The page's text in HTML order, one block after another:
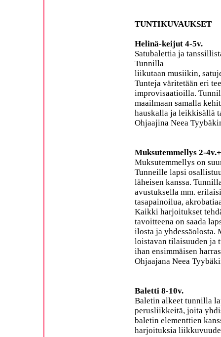
TUNTIKUVAUKSET
Helinä-keijut 4-5v.
Satubalettia ja
Tunnilla
liikutaan musiikin,
Tunteja väritetään eri
improvisaatioilla.
maailmaan samalla
hauskalla ja leikkisällä
Ohjaajina Neea
Muksutemmellys 2-
Muksutemmellys on
Tunneille lapsi
läheisen kanssa.
avustuksella mm.
tasapainoilua,
Kaikki harjoitukset
tavoitteena on saada
ilosta ja yhdessäolosta.
loistavan tilaisuuden ja
ihan ensimmäisen
Ohjaajana Neea
Baletti 8-10v.
Baletin alkeet tunnilla
perusliikkeitä, joita
baletin elementtien
harjoituksia